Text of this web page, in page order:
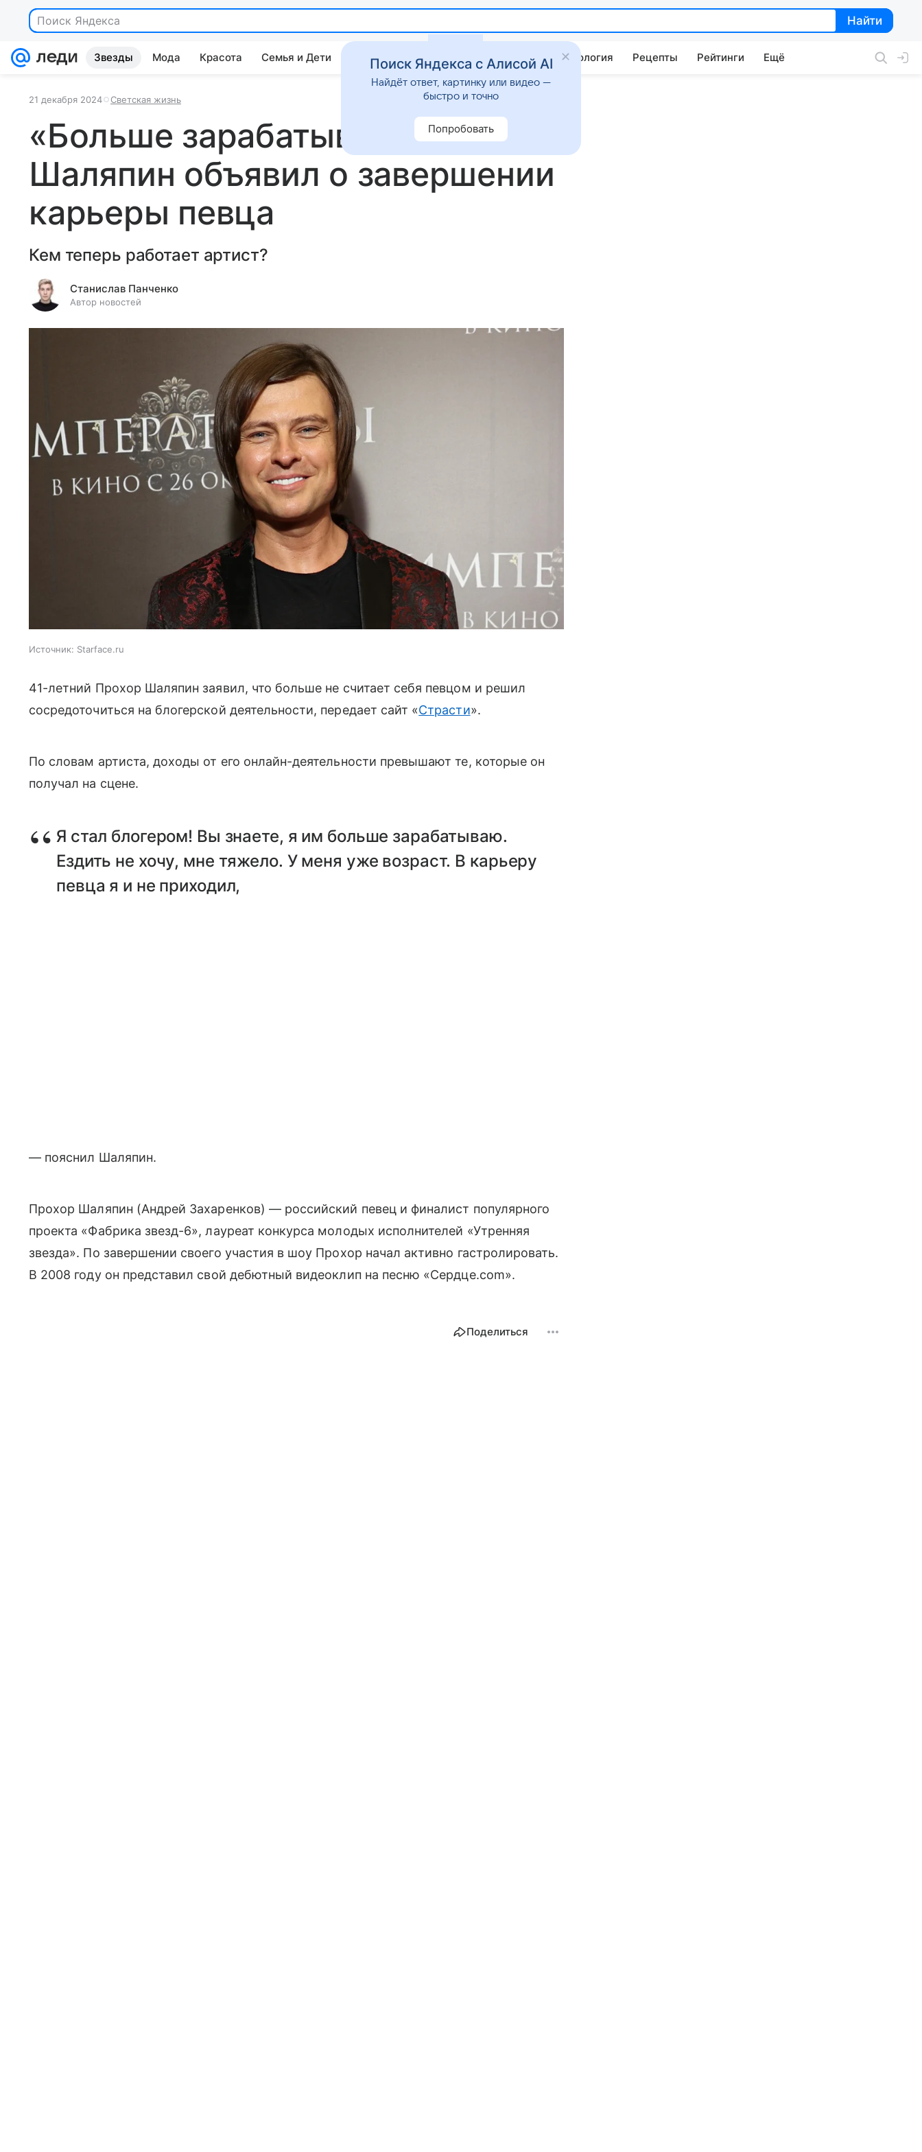
Найти
Найти
Звезды Мода Красота Семья и Дети Дом Гороскопы Стиль жизни Психология Рецепты Рейтинги Ещё
21 декабря 2024 Светская жизнь
«Больше зарабатываю»:
Шаляпин объявил о завершении
карьеры певца
Кем теперь работает артист?
Станислав Панченко
Автор новостей
Источник: Starface.ru
41-летний Прохор Шаляпин заявил, что больше не считает себя певцом и решил
сосредоточиться на блогерской деятельности, передает сайт «Страсти».
По словам артиста, доходы от его онлайн-деятельности превышают те, которые он
получал на сцене.
Я стал блогером! Вы знаете, я им больше зарабатываю.
Ездить не хочу, мне тяжело. У меня уже возраст. В карьеру
певца я и не приходил,
— пояснил Шаляпин.
Прохор Шаляпин (Андрей Захаренков) — российский певец и финалист популярного
проекта «Фабрика звезд-6», лауреат конкурса молодых исполнителей «Утренняя
звезда». По завершении своего участия в шоу Прохор начал активно гастролировать.
В 2008 году он представил свой дебютный видеоклип на песню «Сердце.com».
Поделиться
Поиск Яндекса с Алисой AI
Найдёт ответ, картинку или видео —
быстро и точно
Попробовать